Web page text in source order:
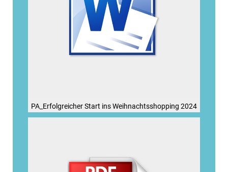
PA_Erfolgreicher Start ins Weihnachtsshopping 2024